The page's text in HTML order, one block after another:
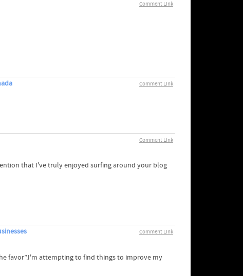
Comment Link
Comment Link
Comment Link
that I've truly enjoyed surfing around your blog
Comment Link
favor”.I'm attempting to find things to improve my